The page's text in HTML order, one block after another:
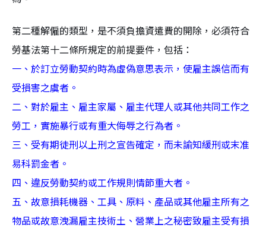
第二種解僱的類型，是不須負擔資遣費的開除，必須符合
勞基法第十二條所規定的前提要件，包括：
一、於訂立勞動契約時為虛偽意思表示，使雇主誤信而有
受損害之虞者。
二、對於雇主、雇主家屬、雇主代理人或其他共同工作之
勞工，實施暴行或有重大侮辱之行為者。
三、受有期徒刑以上刑之宣告確定，而未諭知緩刑或末准
易科罰金者。
四、違反勞動契約或工作規則情節重大者。
五、故意損耗機器、工具、原料、產品或其他雇主所有之
物品或故意洩漏雇主技術土、營業上之秘密致雇主受有損